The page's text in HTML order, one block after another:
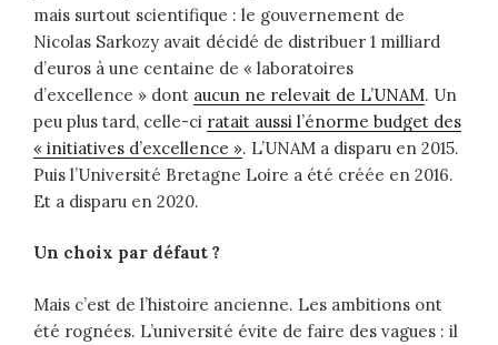
mais surtout scientifique : le gouvernement de
Nicolas Sarkozy avait décidé de distribuer 1 milliard
d’euros à une centaine de « laboratoires
d’excellence » dont aucun ne relevait de L’UNAM. Un
peu plus tard, celle-ci ratait aussi l’énorme budget des
« initiatives d’excellence ». L’UNAM a disparu en 2015.
Puis l’Université Bretagne Loire a été créée en 2016.
Et a disparu en 2020.
Un choix par défaut ?
Mais c’est de l’histoire ancienne. Les ambitions ont
été rognées. L’université évite de faire des vagues : il